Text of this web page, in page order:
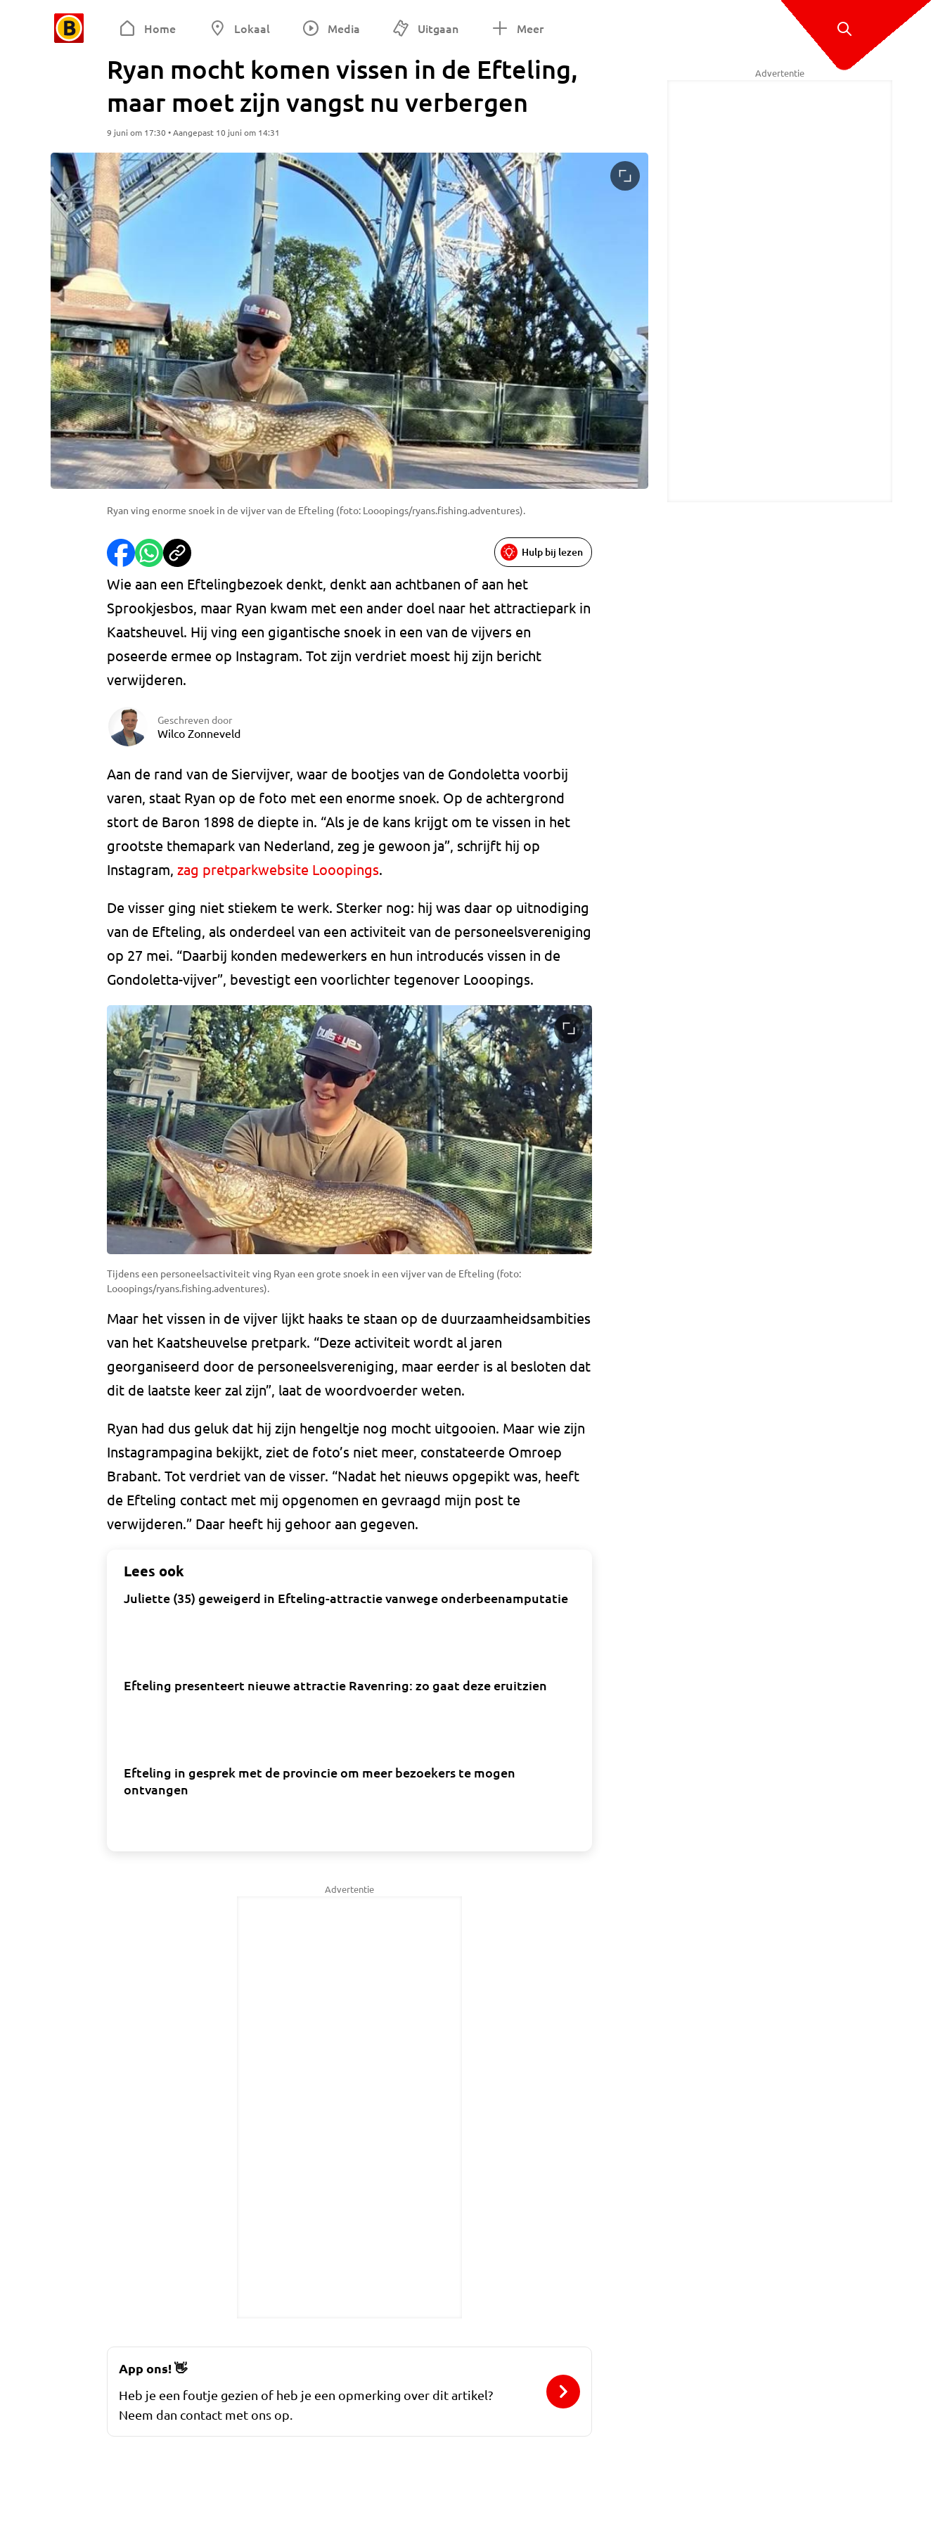
Home Lokaal Media Uitgaan Meer
Ryan mocht komen vissen in de Efteling,
maar moet zijn vangst nu verbergen
9 juni om 17:30 • Aangepast 10 juni om 14:31
Ryan ving enorme snoek in de vijver van de Efteling (foto: Looopings/ryans.fishing.adventures).
Hulp bij lezen
Wie aan een Eftelingbezoek denkt, denkt aan achtbanen of aan het
Sprookjesbos, maar Ryan kwam met een ander doel naar het attractiepark in
Kaatsheuvel. Hij ving een gigantische snoek in een van de vijvers en
poseerde ermee op Instagram. Tot zijn verdriet moest hij zijn bericht
verwijderen.
Geschreven door
Wilco Zonneveld
Aan de rand van de Siervijver, waar de bootjes van de Gondoletta voorbij
varen, staat Ryan op de foto met een enorme snoek. Op de achtergrond
stort de Baron 1898 de diepte in. “Als je de kans krijgt om te vissen in het
grootste themapark van Nederland, zeg je gewoon ja”, schrijft hij op
Instagram, zag pretparkwebsite Looopings.
De visser ging niet stiekem te werk. Sterker nog: hij was daar op uitnodiging
van de Efteling, als onderdeel van een activiteit van de personeelsvereniging
op 27 mei. “Daarbij konden medewerkers en hun introducés vissen in de
Gondoletta-vijver”, bevestigt een voorlichter tegenover Looopings.
Tijdens een personeelsactiviteit ving Ryan een grote snoek in een vijver van de Efteling (foto:
Looopings/ryans.fishing.adventures).
Maar het vissen in de vijver lijkt haaks te staan op de duurzaamheidsambities
van het Kaatsheuvelse pretpark. “Deze activiteit wordt al jaren
georganiseerd door de personeelsvereniging, maar eerder is al besloten dat
dit de laatste keer zal zijn”, laat de woordvoerder weten.
Ryan had dus geluk dat hij zijn hengeltje nog mocht uitgooien. Maar wie zijn
Instagrampagina bekijkt, ziet de foto’s niet meer, constateerde Omroep
Brabant. Tot verdriet van de visser. “Nadat het nieuws opgepikt was, heeft
de Efteling contact met mij opgenomen en gevraagd mijn post te
verwijderen.” Daar heeft hij gehoor aan gegeven.
Lees ook
Juliette (35) geweigerd in Efteling-attractie vanwege onderbeenamputatie
Efteling presenteert nieuwe attractie Ravenring: zo gaat deze eruitzien
Efteling in gesprek met de provincie om meer bezoekers te mogen
ontvangen
Advertentie
Advertentie
App ons!👋
Heb je een foutje gezien of heb je een opmerking over dit artikel?
Neem dan contact met ons op.